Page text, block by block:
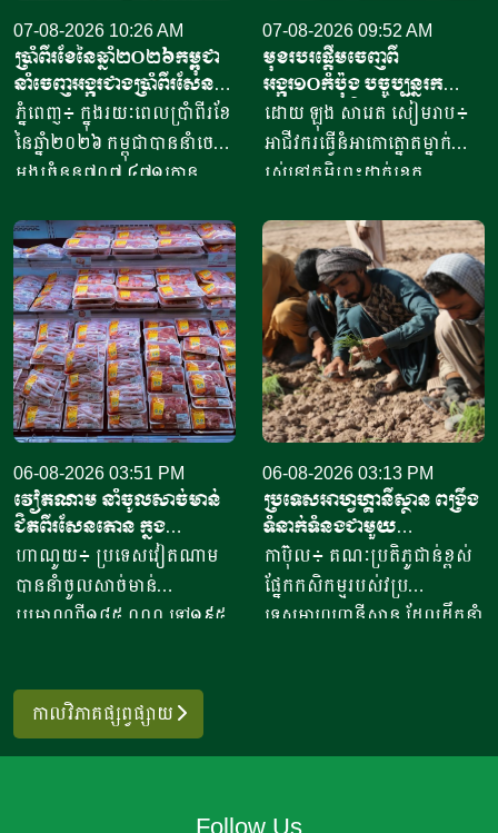
07-08-2026 10:26 AM
ប្រាំពីរខែនៃឆ្នាំ​២០២៦កម្ពុជា
នាំចេញអង្ករជាងប្រាំពីរសែន​
តោន គិតជាទឹកប្រាក់​
ជាង៤១៥លានដុល្លារ
ភ្នំពេញ៖ ក្នុងរយៈពេលប្រាំពីរខែ
នៃឆ្នាំ២០២៦ កម្ពុជាបាននាំចេញ
អង្ករចំនួន៧០៧ ៤៧១តោន​
ចំនួន៦១ក្រុមហ៊ុន ដោយនាំ
ចេញទៅកាន់គោលដៅចំនួន៦៦
ដែលក្នុងនោះទៅកាន់បណ្តា
ប្រទេសនៅក្នុងតំបន់អឺរ៉ុប
ចំនួន៣៣ ​បានបរិមាណអង្ករ
ចំនួន២០៧ ១៥៧តោន គិតជា
ទឹកប្រាក់ចំនួន១៥៦,៤៥​លាន
ដុល្លារ។ ឧកញ៉ា ឡាយ ឈុនហួ
ប្រធានសហព័ន្ធស្រូវអង្ករកម្ពុជា
បានមានប្រសាសន៍ថា ការនាំ
ចេញអង្ករសម្រាប់ឆ្នាំ២០២៦នេះ
នឹងសម្រេចបានជោគជ័យតាម
ផែនការ ហើយ​មិនមានបញ្ហាអ្វី
ចោទនោះទេ ជាពិសេស ស្រប
រដ្ឋាភិបាល ដឹកនាំរបស់ស
ម្តេចតេជោ ហ៊ុន សែន ជាអតីត
07-08-2026 09:52 AM
មុខរបរផ្តើមចេញពី
អង្ករ១០កំប៉ុង​ បច្ចុប្បន្ន​រក
ចំណូលបាន​ជិត១០លានរៀល
ក្នុងមួយថ្ងៃ
ដោយ ឡុង សារេត​ សៀមរាប៖ ​
អាជីវករ​​ធ្វើនំអាកោត្នោត​ម្នាក់
រស់នៅភូមិព្រះដាក់ខេត្ត
ចាប់ផ្តើម​ដំបូង​ចេញពីអង្ករ​
១០កំប៉ុង ឬមានទម្ងន់​ប្រហែល​បី
គីឡូក្រាម រហូតមកដល់ឆ្នាំ​
២០២៦នេះ អាច​លក់នំបាន​ពី៤
០០០ ទៅ​៨០០០នំ​ គិតជាប្រាក់
ចំណូលសរុបបានពីបីលានដល់​
ប្រាំបីលានរៀល​ក្នុងមួយថ្ងៃ​។ អ្នក
ស្រី ថ្លុង ថាន ម្ចាស់ហាង​យីហោ
“អាកោត្នោតព្រះដាក់” នៅឃុំព្រះ
ដាក់​ ស្រុក​បន្ទាយស្រី ខេត្ត
សៀមរាប​ បានឱ្យដឹង​ថា មុខរបរ
ធ្វើនំអាកោត្នោត​លក់ជូនប្រជា
ពលរដ្ឋនិងភ្ញៀវទេសចរណ៍
អន្តរជាតិ​ ក្នុងពេលសព្វថ្ងៃនេះ
06-08-2026 03:51 PM
វៀតណាម នាំចូលសាច់មាន់
ជិតពីរសែនតោន ក្នុង
ឆមាសទី១ ដោយភាគច្រើននាំ
ចូលពីអាម៉េរិក
ហាណូយ៖ ប្រទេសវៀតណាម
បាននាំចូលសាច់មាន់
ប្រមាណពី១៨៥ ០០០ ទៅ១៩៥
នាំចូលពីសហរដ្ឋអាម៉េរិក មាន
រហូតដល់ជិត៦២ភាគរយនៃ
ប្រមាណពី១៩០ ទៅ២០៥លាន
06-08-2026 03:13 PM
ប្រទេសអាហ្វហ្គានីស្ថាន ពង្រឹង
ទំនាក់ទំនងជាមួយ
ប្រទេសម៉ុលដូវ៉ា ដើម្បីជំរុញ
កិច្ចសហប្រតិបត្តិការផ្នែក
វិទ្យាសាស្ត្រ និងកសិកម្ម
កាប៊ុល៖ គណៈប្រតិភូជាន់ខ្ពស់
ផ្នែកកសិកម្មរបស់វប្រ
ទេសអាហ្វហ្គានីស្ថាន ដែលដឹកនាំ
ប្រតិបត្តិការរវាងប្រទេសទាំងពីរ
កាលវិភាគផ្សព្វផ្សាយ
Follow Us